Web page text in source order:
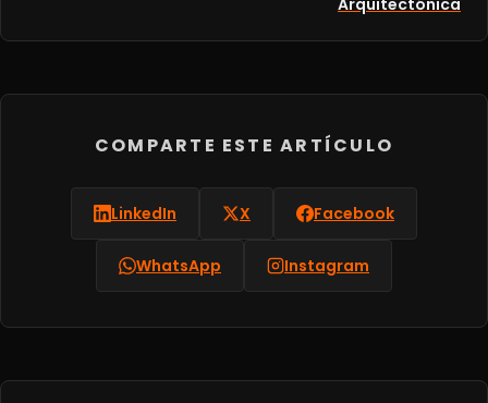
Arquitectónica
COMPARTE ESTE ARTÍCULO
LinkedIn X Facebook
WhatsApp Instagram